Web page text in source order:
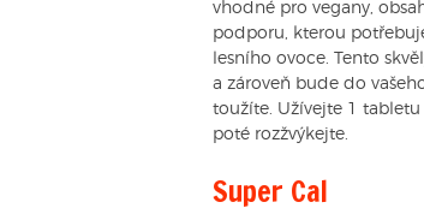
vhodné pro vegany,
podporu, kterou
lesního ovoce. Tento
a zároveň bude do
toužíte. Užívejte 1
poté rozžvýkejte.
Super Cal